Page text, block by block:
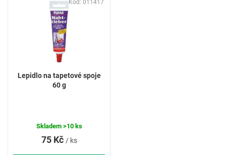
Lepidlo na tapetové spoje
60 g
75 Kč / ks
Skladem >10 ks
Kód: 011417